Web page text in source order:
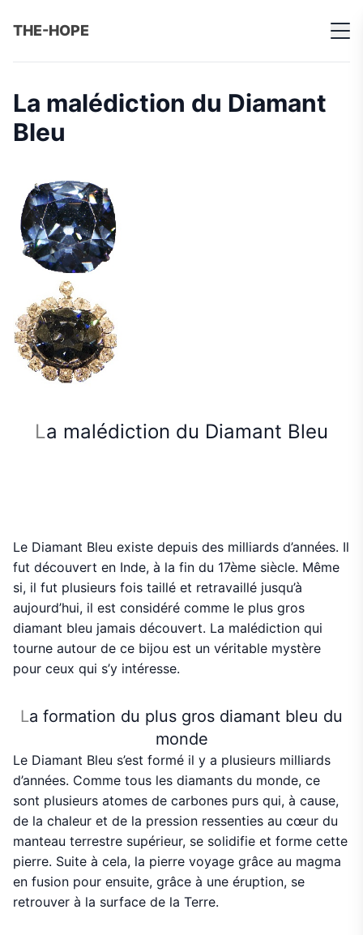
THE-HOPE
La malédiction du Diamant
Bleu
La malédiction du Diamant Bleu
Le Diamant Bleu existe depuis des milliards d’années. Il
fut découvert en Inde, à la fin du 17ème siècle. Même
si, il fut plusieurs fois taillé et retravaillé jusqu’à
aujourd’hui, il est considéré comme le plus gros
diamant bleu jamais découvert. La malédiction qui
tourne autour de ce bijou est un véritable mystère
pour ceux qui s’y intéresse.
La formation du plus gros diamant bleu du
monde
Le Diamant Bleu s’est formé il y a plusieurs milliards
d’années. Comme tous les diamants du monde, ce
sont plusieurs atomes de carbones purs qui, à cause,
de la chaleur et de la pression ressenties au cœur du
manteau terrestre supérieur, se solidifie et forme cette
pierre. Suite à cela, la pierre voyage grâce au magma
en fusion pour ensuite, grâce à une éruption, se
retrouver à la surface de la Terre.